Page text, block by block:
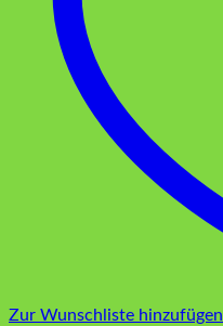
Zur Wunschliste hinzufügen